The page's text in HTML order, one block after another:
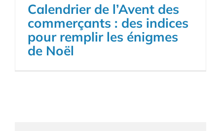
Calendrier de l’Avent des
commerçants : des indices
pour remplir les énigmes
de Noël